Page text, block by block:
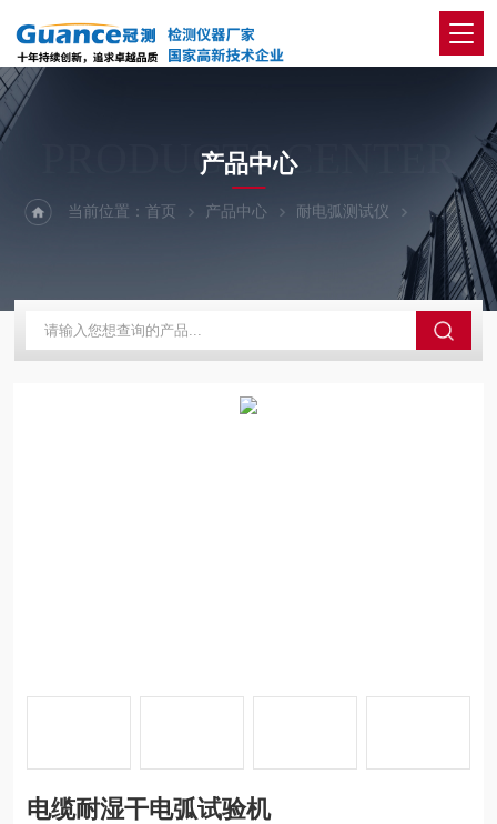
PRODUCTS CENTER
产品中心
当前位置：首页 产品中心 耐电弧测试仪 100-电线
电缆耐湿干电弧试验机